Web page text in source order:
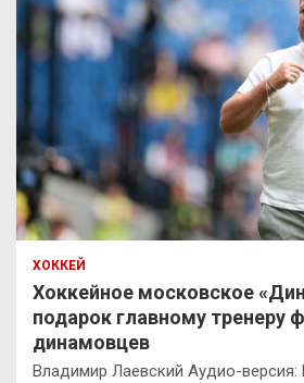
ХОККЕЙ
Хоккейное московское
подарок главному тренеру
динамовцев
Владимир Лаевский Аудио-версия: